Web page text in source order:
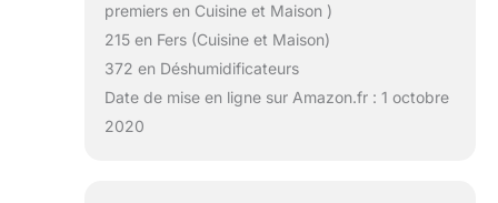
premiers en Cuisine et Maison )
215 en Fers (Cuisine et Maison)
372 en Déshumidificateurs
Date de mise en ligne sur Amazon.fr : 1 octobre
2020